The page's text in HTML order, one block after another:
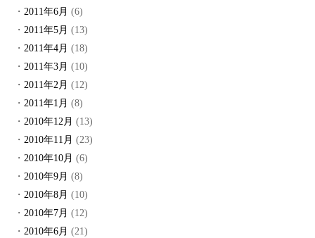
2011年6月 (6)
2011年5月 (13)
2011年4月 (18)
2011年3月 (10)
2011年2月 (12)
2011年1月 (8)
2010年12月 (13)
2010年11月 (23)
2010年10月 (6)
2010年9月 (8)
2010年8月 (10)
2010年7月 (12)
2010年6月 (21)